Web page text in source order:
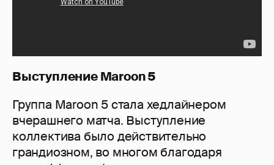
Выступление Maroon 5
Группа Maroon 5 стала хедлайнером
вчерашнего матча. Выступление
коллектива было действительно
грандиозном, во многом благодаря